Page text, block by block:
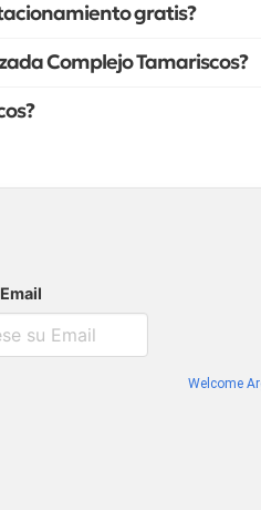
gratis?
Complejo Tamariscos?
Welcome